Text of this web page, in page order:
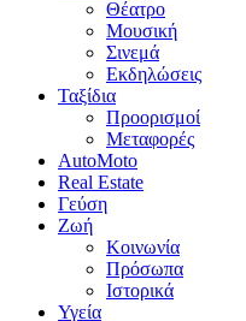
Θέατρο
Μουσική
Σινεμά
Εκδηλώσεις
Ταξίδια
Προορισμοί
Μεταφορές
AutoMoto
Real Estate
Γεύση
Ζωή
Κοινωνία
Πρόσωπα
Ιστορικά
Υγεία